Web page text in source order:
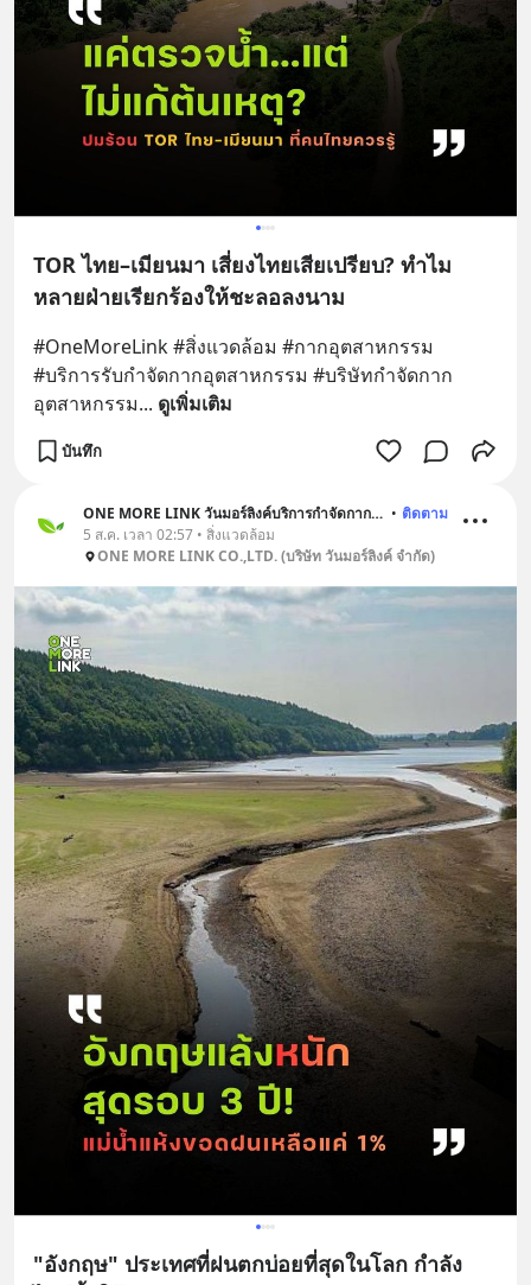
TOR ไทย–เมียนมา เสี่ยงไทยเสียเปรียบ? ทำไม
หลายฝ่ายเรียกร้องให้ชะลอลงนาม
#OneMoreLink #สิ่งแวดล้อม #กากอุตสาหกรรม
#บริการรับกําจัดกากอุตสาหกรรม #บริษัทกำจัดกาก
อุตสาหกรรม... ดูเพิ่มเติม
บันทึก
ONE MORE LINK วันมอร์ลิงค์บริการกำจัดกากอุตสาหกรรม • ติดตาม
5 ส.ค. เวลา 02:57 • สิ่งแวดล้อม
ONE MORE LINK CO.,LTD. (บริษัท วันมอร์ลิงค์ จำกัด)
"อังกฤษ" ประเทศที่ฝนตกบ่อยที่สุดในโลก กำลัง